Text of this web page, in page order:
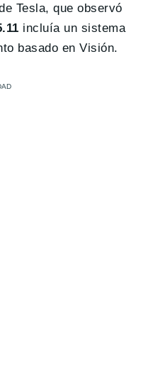
Tesla, que observó
incluía un sistema
basado en Visión.